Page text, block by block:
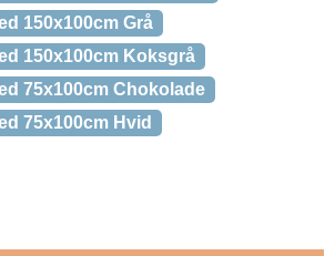
150x100cm Grå
150x100cm Koksgrå
75x100cm Chokolade
75x100cm Hvid